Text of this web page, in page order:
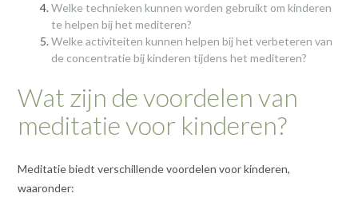
Welke technieken kunnen worden gebruikt om kinderen
te helpen bij het mediteren?
Welke activiteiten kunnen helpen bij het verbeteren van
de concentratie bij kinderen tijdens het mediteren?
Wat zijn de voordelen van
meditatie voor kinderen?
Meditatie biedt verschillende voordelen voor kinderen,
waaronder: